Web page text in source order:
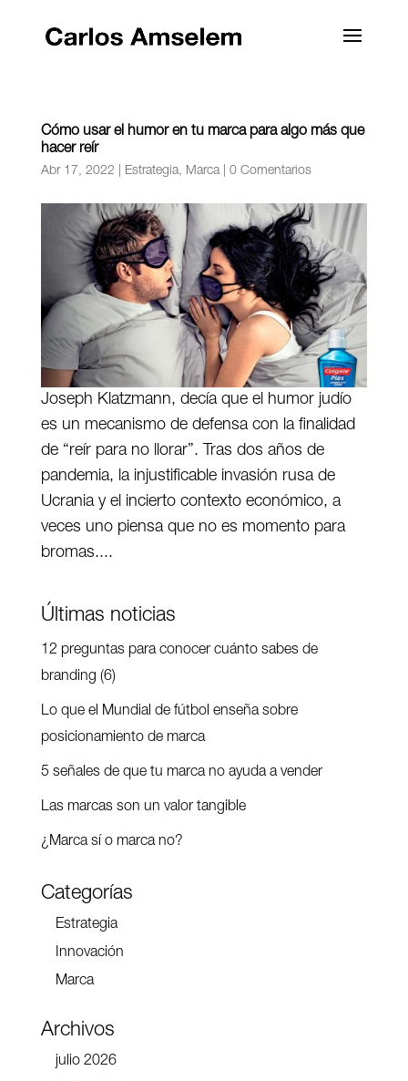
Cómo usar el humor en tu marca para algo más que
hacer reír
Abr 17, 2022 Estrategia, Marca| 0 Comentarios
Joseph Klatzmann, decía que el humor judío
es un mecanismo de defensa con la finalidad
de “reír para no llorar”. Tras dos años de
pandemia, la injustificable invasión rusa de
Ucrania y el incierto contexto económico, a
veces uno piensa que no es momento para
bromas....
Últimas noticias
12 preguntas para conocer cuánto sabes de
branding (6)
Lo que el Mundial de fútbol enseña sobre
posicionamiento de marca
5 señales de que tu marca no ayuda a vender
Las marcas son un valor tangible
¿Marca sí o marca no?
Categorías
Estrategia
Innovación
Marca
Archivos
julio 2026